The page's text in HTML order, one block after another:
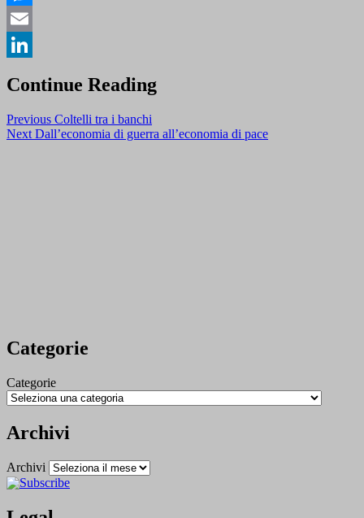
Messenger
Email
Continue Reading
Previous Coltelli tra i banchi
Next Dall’economia di guerra all’economia di pace
Categorie
Categorie
Archivi
Archivi